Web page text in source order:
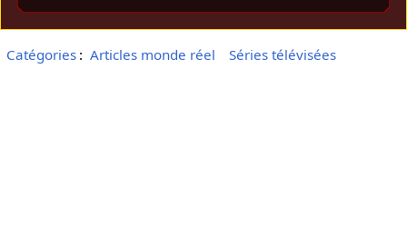
Catégories: Articles monde réel Séries télévisées